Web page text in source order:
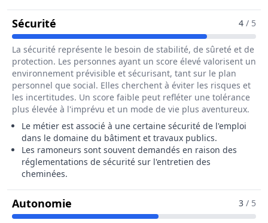
Sécurité Pour Le Métier De Ramoneur / 4 / 5
La sécurité représente le besoin de stabilité, de sûreté et de
protection. Les personnes ayant un score élevé valorisent un
environnement prévisible et sécurisant, tant sur le plan
personnel que social. Elles cherchent à éviter les risques et
les incertitudes. Un score faible peut refléter une tolérance
plus élevée à l'imprévu et un mode de vie plus aventureux.
Le métier est associé à une certaine sécurité de l'emploi
dans le domaine du bâtiment et travaux publics.
Les ramoneurs sont souvent demandés en raison des
réglementations de sécurité sur l'entretien des
cheminées.
Autonomie Pour Le Métier De Ramoneur / 3 / 5